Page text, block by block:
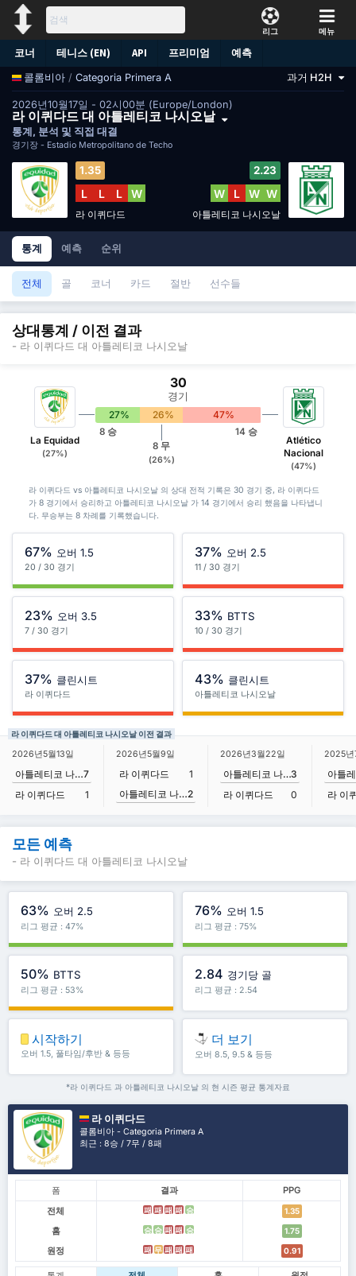
리그 메뉴
코너 테니스 (EN) API 프리미엄 예측
콜롬비아 / Categoria Primera A 과거 H2H
2026년10월17일 - 02시00분 (Europe/London)
라 이퀴다드 대 아틀레티코 나시오날
통계, 분석 및 직접 대결
경기장 - Estadio Metropolitano de Techo
1.35
L L L W
라 이퀴다드
2.23
W L W W
아틀레티코 나시오날
통계 예측 순위
전체 골 코너 카드 절반 선수들
상대통계 / 이전 결과
- 라 이퀴다드 대 아틀레티코 나시오날
La Equidad
(27%)
30
경기
27% 26% 47%
8 승
8 무
(26%)
14 승
Atlético
Nacional
(47%)
라 이퀴다드 vs 아틀레티코 나시오날 의 상대 전적 기록은 30 경기 중, 라 이퀴다드
가 8 경기에서 승리하고 아틀레티코 나시오날 가 14 경기에서 승리 했음을 나타냅니
다. 무승부는 8 차례를 기록했습니다.
67% 오버 1.5
20 / 30 경기
37% 오버 2.5
11 / 30 경기
23% 오버 3.5
7 / 30 경기
33% BTTS
10 / 30 경기
37% 클린시트
라 이퀴다드
43% 클린시트
아틀레티코 나시오날
라 이퀴다드 대 아틀레티코 나시오날 이전 결과
2026년5월13일
아틀레티코 나시오날7
라 이퀴다드
1
2026년5월9일
라 이퀴다드
1
아틀레티코 나시오날2
2026년3월22일
아틀레티코 나시오날3
라 이퀴다드
0
2025
라 이
모든 예측
- 라 이퀴다드 대 아틀레티코 나시오날
63% 오버 2.5
리그 평균 : 47%
76% 오버 1.5
리그 평균 : 75%
50% BTTS
리그 평균 : 53%
2.84 경기당 골
리그 평균 : 2.54
시작하기
오버 1.5, 풀타임/후반 & 등등
더 보기
오버 8.5, 9.5 & 등등
*라 이퀴다드 과 아틀레티코 나시오날 의 현 시즌 평균 통계자료
라 이퀴다드
콜롬비아 - Categoria Primera A
최근 : 8승 / 7무 / 8패
폼 결과
PPG
전체
패 패 패 패 승 1.35
홈 승 승 패 패 승 1.75
원정 패 무 패 패 패 0.91